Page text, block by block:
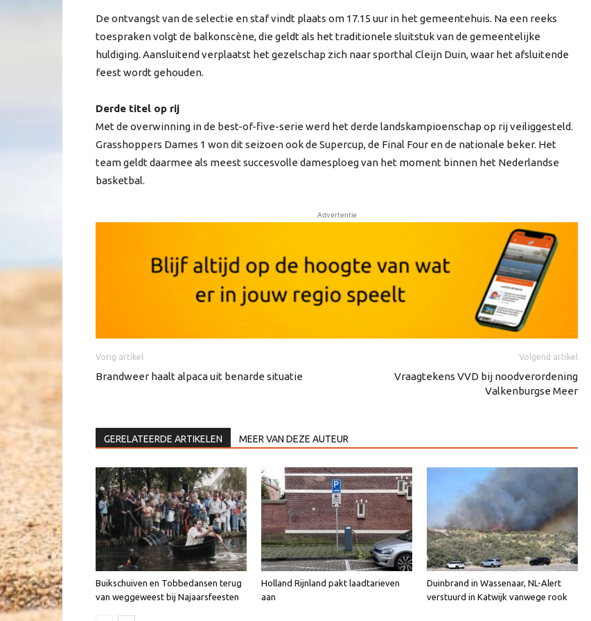
De ontvangst van de selectie en staf vindt plaats om 17.15 uur in het gemeentehuis. Na een reeks
toespraken volgt de balkonscène, die geldt als het traditionele sluitstuk van de gemeentelijke
huldiging. Aansluitend verplaatst het gezelschap zich naar sporthal Cleijn Duin, waar het afsluitende
feest wordt gehouden.
Derde titel op rij
Met de overwinning in de best-of-five-serie werd het derde landskampioenschap op rij veiliggesteld.
Grasshoppers Dames 1 won dit seizoen ook de Supercup, de Final Four en de nationale beker. Het
team geldt daarmee als meest succesvolle damesploeg van het moment binnen het Nederlandse
basketbal.
Advertentie
Vorig artikel
Brandweer haalt alpaca uit benarde situatie
Volgend artikel
Vraagtekens VVD bij noodverordening
Valkenburgse Meer
GERELATEERDE ARTIKELEN MEER VAN DEZE AUTEUR
Buikschuiven en Tobbedansen terug
van weggeweest bij Najaarsfeesten
Holland Rijnland pakt laadtarieven
aan
Duinbrand in Wassenaar, NL-Alert
verstuurd in Katwijk vanwege rook